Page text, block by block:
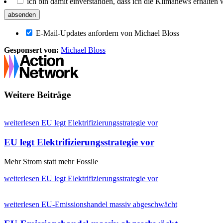
E-Mail-Updates anfordern von Michael Bloss
Gesponsert von: Michael Bloss
Weitere Beiträge
weiterlesen EU legt Elektrifizierungsstrategie vor
EU legt Elektrifizierungsstrategie vor
Mehr Strom statt mehr Fossile
weiterlesen EU legt Elektrifizierungsstrategie vor
weiterlesen EU-Emissionshandel massiv abgeschwächt